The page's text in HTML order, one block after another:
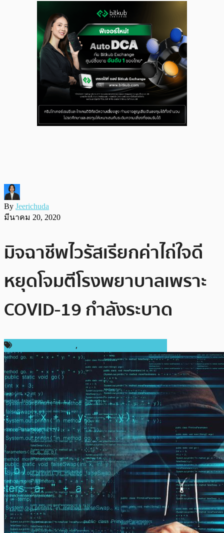
By Jeerichuda
มีนาคม 20, 2020
มิจฉาชีพไวรัสเรียกค่าไถ่ใจดี
หยุดโจมตีโรงพยาบาลเพราะ
COVID-19 กำลังระบาด
,